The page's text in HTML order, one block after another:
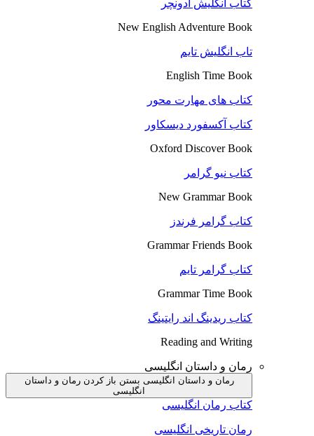
کتاب انگلیش ادونچر
New English Adventure Book
تاب انگلیش تایم
English Time Book
کتاب های مهارت محور
کتاب آکسفورد دیسکاور
Oxford Discover Book
کتاب نیو گرامر
New Grammar Book
کتاب گرامر فرندز
Grammar Friends Book
کتاب گرامر تایم
Grammar Time Book
کتاب ریدینگ اند رایتینگ
Reading and Writing
رمان و داستان انگلیسی
رمان و داستان انگلیسی بستن باز کردن رمان و داستان
انگلیسی
کتاب رمان انگلیسی
رمان تاریخی انگلیسی